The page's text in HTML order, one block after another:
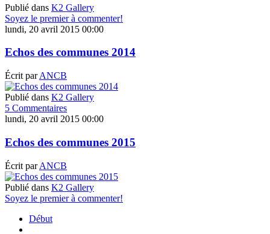
Publié dans K2 Gallery
Soyez le premier à commenter!
lundi, 20 avril 2015 00:00
Echos des communes 2014
Écrit parANCB
Publié dans K2 Gallery
5 Commentaires
lundi, 20 avril 2015 00:00
Echos des communes 2015
Écrit parANCB
Publié dans K2 Gallery
Soyez le premier à commenter!
Début